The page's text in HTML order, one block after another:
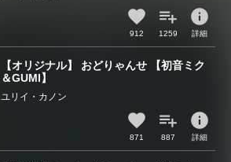
912 1259
info
詳細
【オリジナル】 おどりゃんせ 【初音ミク
＆GUMI】
ユリイ・カノン
871 887
info
詳細